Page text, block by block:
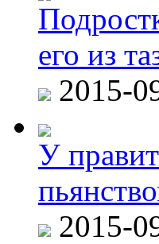
его из
2015-
У
2015-